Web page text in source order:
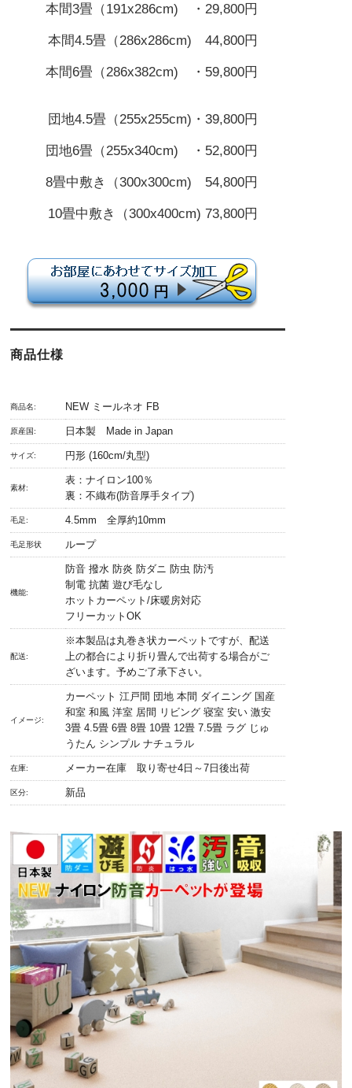
本間3畳（191x286cm) ・29,800円
本間4.5畳（286x286cm) 44,800円
本間6畳（286x382cm) ・59,800円
団地4.5畳（255x255cm)・39,800円
団地6畳（255x340cm) ・52,800円
8畳中敷き（300x300cm) 54,800円
10畳中敷き（300x400cm) 73,800円
商品仕様
商品名: NEW ミールネオ FB
原産国: 日本製 Made in Japan
サイズ: 円形 (160cm/丸型)
素材:
表：ナイロン100％
裏：不織布(防音厚手タイプ)
毛足: 4.5mm 全厚約10mm
毛足形状 ループ
機能:
防音 撥水 防炎 防ダニ 防虫 防汚
制電 抗菌 遊び毛なし
ホットカーペット/床暖房対応
フリーカットOK
配送:
※本製品は丸巻き状カーペットですが、配送
上の都合により折り畳んで出荷する場合がご
ざいます。予めご了承下さい。
イメージ:
カーペット 江戸間 団地 本間 ダイニング 国産
和室 和風 洋室 居間 リビング 寝室 安い 激安
3畳 4.5畳 6畳 8畳 10畳 12畳 7.5畳 ラグ じゅ
うたん シンプル ナチュラル
在庫: メーカー在庫 取り寄せ4日～7日後出荷
区分: 新品